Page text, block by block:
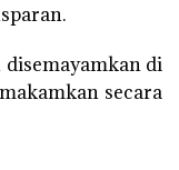
disemayamkan di
secara